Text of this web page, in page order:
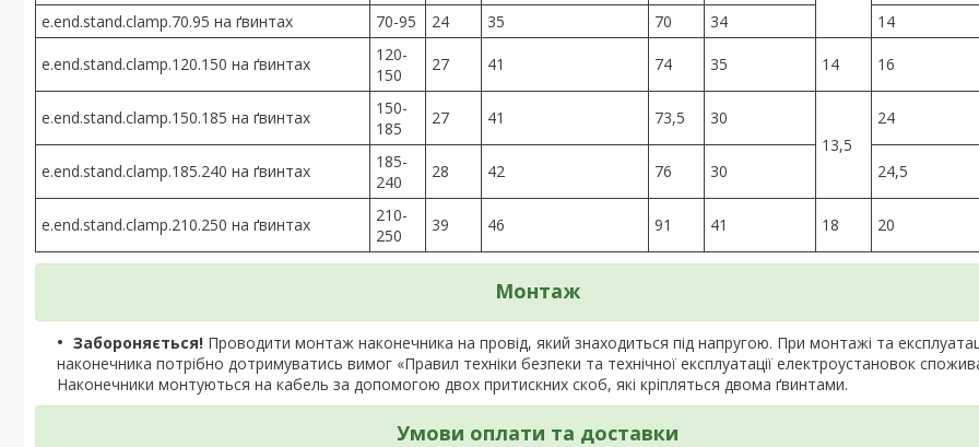
e.end.stand.clamp.70.95 на ґвинтах
70-95 24 35 70 34 14
e.end.stand.clamp.120.150 на ґвинтах
120-
150
27 41 74 35 14 16
e.end.stand.clamp.150.185 на ґвинтах
150-
185
27 41 73,5
30
13,5
24
e.end.stand.clamp.185.240 на ґвинтах
185-
240
28 42 76 30 24,5
e.end.stand.clamp.210.250 на ґвинтах
210-
250
39 46 91 41 18 20
Монтаж
Забороняється! Проводити монтаж наконечника на провід, який знаходиться під напругою. При монтажі та
наконечника потрібно дотримуватись вимог «Правил техніки безпеки та технічної експлуатації електроустановок
Наконечники монтуються на кабель за допомогою двох притискних скоб, які кріпляться двома ґвинтами.
Умови оплати та доставки